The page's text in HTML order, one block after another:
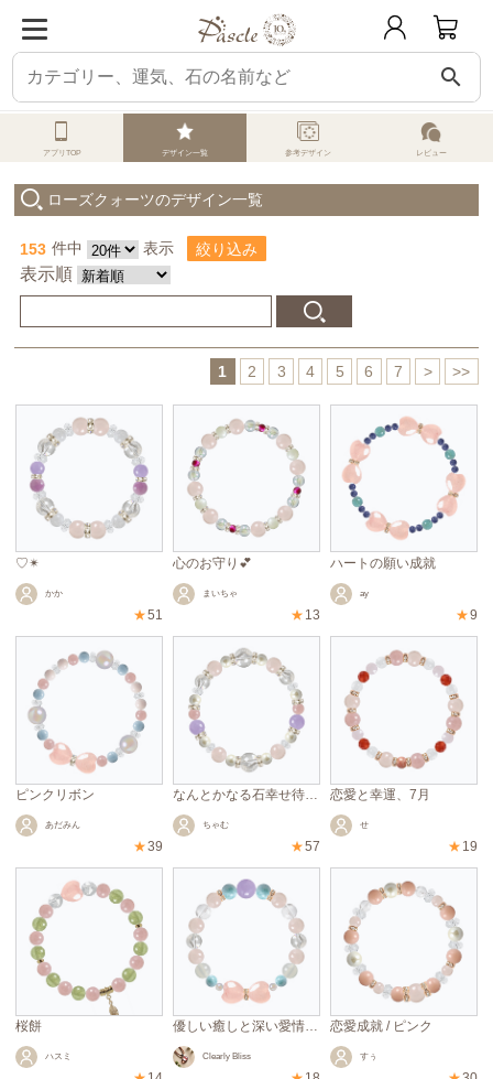
search
パスクル オーダーメイド みんなのデザイン
アプリTOP デザイン一覧 参考デザイン レビュー
ローズクォーツのデザイン一覧
153 件中 表示 絞り込み
表示順
1 2 3 4 5 6 7 > >>
♡✴︎
かか
★51
心のお守り💕
まいちゃ
★ 13
ハートの願い成就
ay
★9
ピンクリボン
あだみん
★39
なんとかなる石幸せ待機中
ちゃむ
★57
恋愛と幸運、7月
せ
★ 19
桜餅
ハスミ
優しい癒しと深い愛情を願うブレスレット
Clearly Bliss
恋愛成就 / ピンク
すぅ